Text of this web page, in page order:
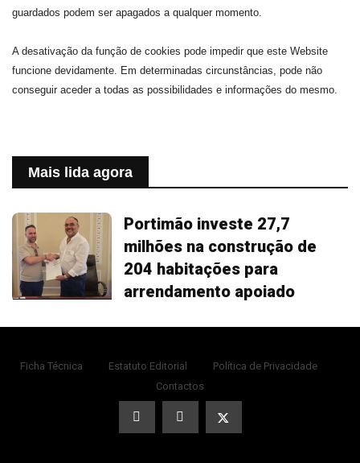
guardados podem ser apagados a qualquer momento.
A desativação da função de cookies pode impedir que este Website
funcione devidamente. Em determinadas circunstâncias, pode não
conseguir aceder a todas as possibilidades e informações do mesmo.
Mais lida agora
Portimão investe 27,7
milhões na construção de
204 habitações para
arrendamento apoiado
Ficha Técnica Estatuto Editorial
Política de Privacidade
Contactos